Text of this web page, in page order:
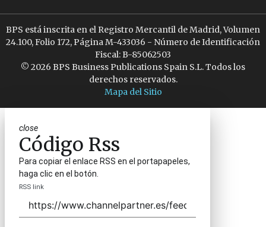
BPS está inscrita en el Registro Mercantil de Madrid, Volumen
24.100, Folio 172, Página M-433036 - Número de Identificación
Fiscal: B-85062503
© 2026 BPS Business Publications Spain S.L. Todos los
derechos reservados.
Mapa del Sitio
close
Código Rss
Para copiar el enlace RSS en el portapapeles,
haga clic en el botón.
RSS link